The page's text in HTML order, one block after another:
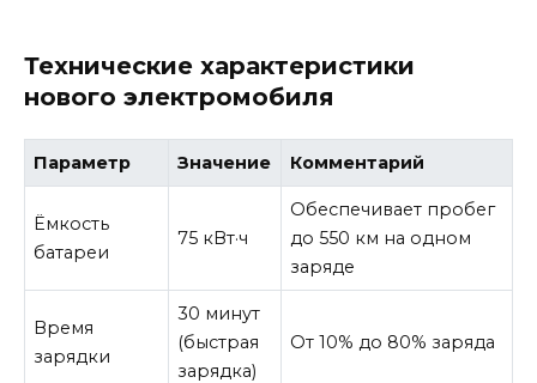
Технические характеристики
нового электромобиля
Параметр Значение Комментарий
Ёмкость
батареи
75 кВт·ч
Обеспечивает пробег
до 550 км на одном
заряде
Время
зарядки
30 минут
(быстрая
зарядка)
От 10% до 80% заряда